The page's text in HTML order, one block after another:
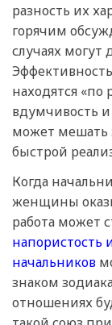
разность их
горячим
случаях могут
Эффективность
находятся
вдумчивость
может мешать
быстрой
Когда
женщины
работа может
напористость
начальников
знаком
отношениях